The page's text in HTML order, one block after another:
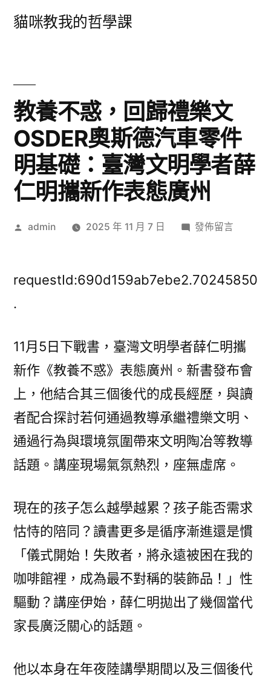
貓咪教我的哲學課
教養不惑，回歸禮樂文
OSDER奧斯德汽車零件
明基礎：臺灣文明學者薛
仁明攜新作表態廣州
作
admin 2025 年 11 月 7 日
在
不
禮
樂
文
OSDER
奧
德
汽
件
明
基
礎：
臺
灣
者
發佈留言
requestId:690d159ab7ebe2.70245850
.
11月5日下戰書，臺灣文明學者薛仁明攜
新作《教養不惑》表態廣州。新書發布會
上，他結合其三個後代的成長經歷，與讀
者配合探討若何通過教導承繼禮樂文明、
通過行為與環境氛圍帶來文明陶冶等教導
話題。講座現場氣氛熱烈，座無虛席。
現在的孩子怎么越學越累？孩子能否需求
怙恃的陪同？讀書更多是循序漸進還是慣
「儀式開始！失敗者，將永遠被困在我的
咖啡館裡，成為最不對稱的裝飾品！」性
驅動？講座伊始，薛仁明拋出了幾個當代
家長廣泛關心的話題。
他以本身在年夜陸講學期間以及三個後代